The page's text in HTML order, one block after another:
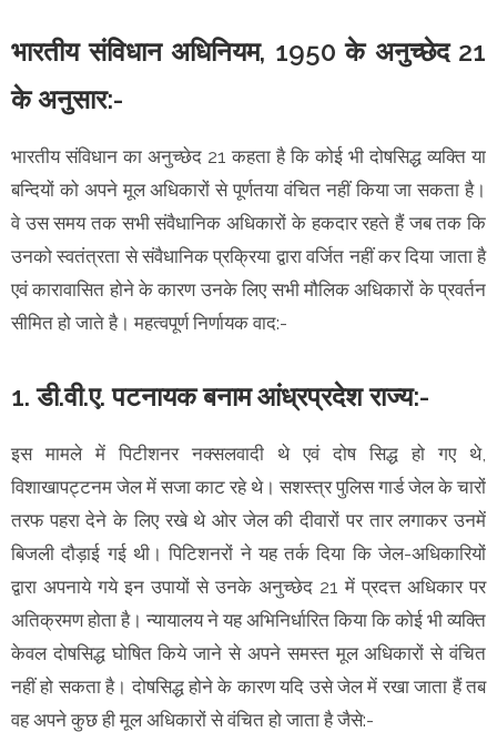
भारतीय संविधान अधिनियम, 1950 के अनुच्छेद 21
के अनुसार:-
भारतीय संविधान का अनुच्छेद 21 कहता है कि कोई भी दोषसिद्ध व्यक्ति या
बन्दियों को अपने मूल अधिकारों से पूर्णतया वंचित नहीं किया जा सकता है।
वे उस समय तक सभी संवैधानिक अधिकारों के हकदार रहते हैं जब तक कि
उनको स्वतंत्रता से संवैधानिक प्रक्रिया द्वारा वर्जित नहीं कर दिया जाता है
एवं कारावासित होने के कारण उनके लिए सभी मौलिक अधिकारों के प्रवर्तन
सीमित हो जाते है। महत्वपूर्ण निर्णायक वाद:-
1. डी.वी.ए. पटनायक बनाम आंध्रप्रदेश राज्य:-
इस मामले में पिटीशनर नक्सलवादी थे एवं दोष सिद्ध हो गए थे,
विशाखापट्टनम जेल में सजा काट रहे थे। सशस्त्र पुलिस गार्ड जेल के चारों
तरफ पहरा देने के लिए रखे थे ओर जेल की दीवारों पर तार लगाकर उनमें
बिजली दौड़ाई गई थी। पिटिशनरों ने यह तर्क दिया कि जेल-अधिकारियों
द्वारा अपनाये गये इन उपायों से उनके अनुच्छेद 21 में प्रदत्त अधिकार पर
अतिक्रमण होता है। न्यायालय ने यह अभिनिर्धारित किया कि कोई भी व्यक्ति
केवल दोषसिद्ध घोषित किये जाने से अपने समस्त मूल अधिकारों से वंचित
नहीं हो सकता है। दोषसिद्ध होने के कारण यदि उसे जेल में रखा जाता हैं तब
वह अपने कुछ ही मूल अधिकारों से वंचित हो जाता है जैसे:-